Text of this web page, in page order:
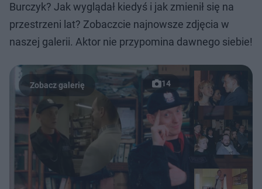
Burczyk? Jak wyglądał kiedyś i jak zmienił się na
przestrzeni lat? Zobaczcie najnowsze zdjęcia w
naszej galerii. Aktor nie przypomina dawnego siebie!
14